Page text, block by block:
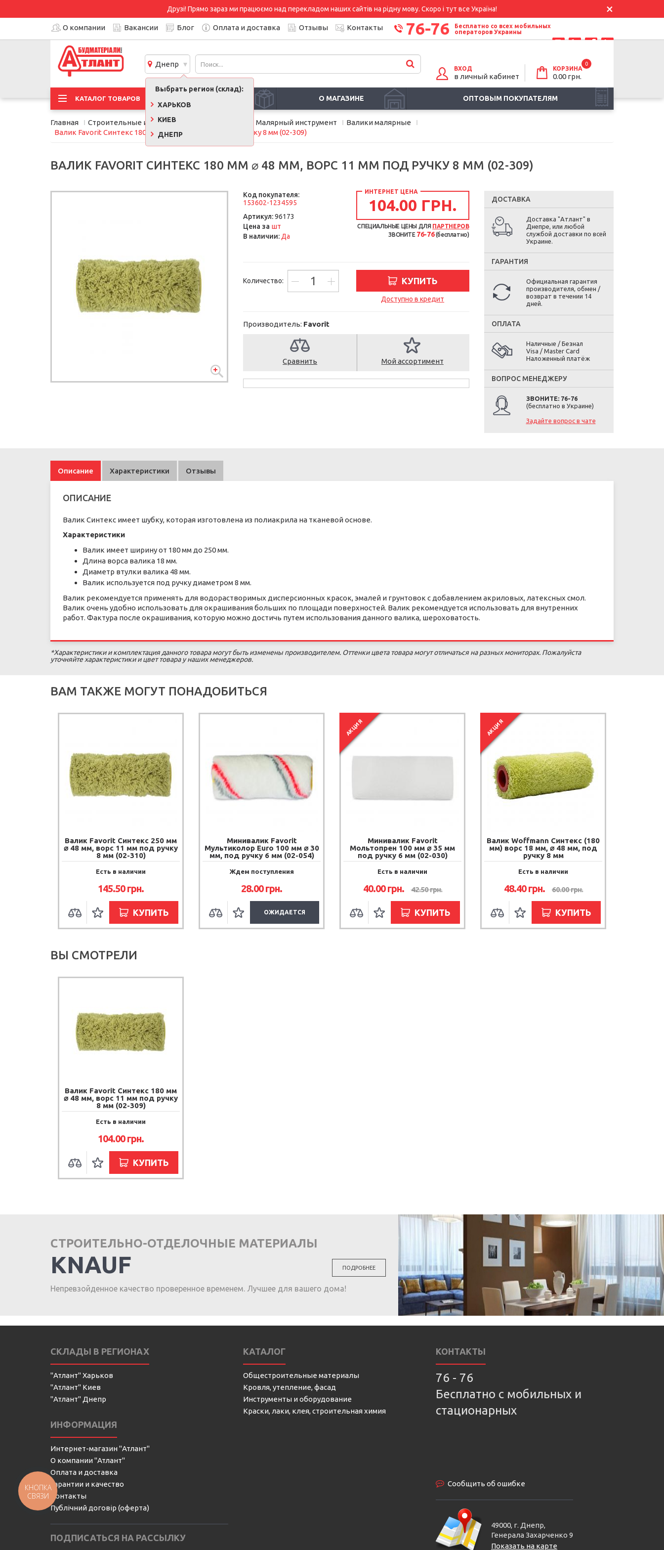
Друзі! Прямо зараз ми працюємо над перекладом наших сайтів на рідну мову. Скоро і тут все Україна!
О компании Вакансии Блог Оплата и доставка Отзывы Контакты 76-76
Бесплатно со всех мобильных
операторов Украины
Днепр
Выбрать регион (склад):
ХАРЬКОВ
КИЕВ
ДНЕПР
ВХОД
в личный кабинет
КОРЗИНА
0
0.00 грн.
КАТАЛОГ ТОВАРОВ О МАГАЗИНЕ ОПТОВЫМ ПОКУПАТЕЛЯМ
Главная Строительные инструменты, оборудование Малярный инструмент
Валики малярные
Валик Favorit Синтекс 180 мм ⌀ 48 мм, ворс 11 мм под ручку 8 мм (02-309)
ВАЛИК FAVORIT СИНТЕКС 180 ММ ⌀ 48 ММ, ВОРС 11 ММ ПОД РУЧКУ 8 ММ (02-309)
Код покупателя:
153602-1234595
Артикул:96173
Цена за шт
В наличии: Да
ИНТЕРНЕТ ЦЕНА
104.00 ГРН.
СПЕЦИАЛЬНЫЕ ЦЕНЫ ДЛЯ ПАРТНЕРОВ
ЗВОНИТЕ 76-76(бесплатно)
Количество: КУПИТЬ
Доступно в кредит
Производитель: Favorit
Сравнить Мой ассортимент
ДОСТАВКА
Доставка "Атлант" в
Днепре, или любой
службой доставки по всей
Украине.
ГАРАНТИЯ
Официальная гарантия
производителя, обмен /
возврат в течении 14
дней.
ОПЛАТА
Наличные / Безнал
Visa / Master Card
Наложенный платёж
ВОПРОС МЕНЕДЖЕРУ
ЗВОНИТЕ: 76-76
(бесплатно в Украине)
Задайте вопрос в чате
Описание Характеристики Отзывы
ОПИСАНИЕ
Валик Синтекс имеет шубку, которая изготовлена ​​из полиакрила на тканевой основе.
Характеристики
Валик имеет ширину от 180 мм до 250 мм.
Длина ворса валика 18 мм.
Диаметр втулки валика 48 мм.
Валик используется под ручку диаметром 8 мм.
Валик рекомендуется применять для водорастворимых дисперсионных красок, эмалей и грунтовок с добавлением акриловых, латексных смол.
Валик очень удобно использовать для окрашивания больших по площади поверхностей. Валик рекомендуется использовать для внутренних
работ. Фактура после окрашивания, которую можно достичь путем использования данного валика, шероховатость.
*Характеристики и комплектация данного товара могут быть изменены производителем. Оттенки цвета товара могут отличаться на разных мониторах. Пожалуйста
уточняйте характеристики и цвет товара у наших менеджеров.
ВАМ ТАКЖЕ МОГУТ ПОНАДОБИТЬСЯ
Валик Favorit Синтекс 250 мм
⌀ 48 мм, ворс 11 мм под ручку
8 мм (02-310)
Есть в наличии
145.50грн.
КУПИТЬ
Минивалик Favorit
Мультиколор Euro 100 мм ⌀ 30
мм, под ручку 6 мм (02-054)
Ждем поступления
28.00грн.
ОЖИДАЕТСЯ
АКЦИЯ
Минивалик Favorit
Мольтопрен 100 мм ⌀ 35 мм
под ручку 6 мм (02-030)
Есть в наличии
40.00грн. 42.50грн.
КУПИТЬ
АКЦИЯ
Валик Woffmann Синтекс (180
мм) ворс 18 мм, ⌀ 48 мм, под
ручку 8 мм
Есть в наличии
48.40грн. 60.00грн.
КУПИТЬ
ВЫ СМОТРЕЛИ
Валик Favorit Синтекс 180 мм
⌀ 48 мм, ворс 11 мм под ручку
8 мм (02-309)
Есть в наличии
104.00грн.
КУПИТЬ
СТРОИТЕЛЬНО-ОТДЕЛОЧНЫЕ МАТЕРИАЛЫ
KNAUF
Непревзойденное качество проверенное временем. Лучшее для вашего дома!
ПОДРОБНЕЕ
СКЛАДЫ В РЕГИОНАХ
"Атлант" Харьков
"Атлант" Киев
"Атлант" Днепр
ИНФОРМАЦИЯ
Интернет-магазин "Атлант"
О компании "Атлант"
Оплата и доставка
Гарантии и качество
Контакты
Публічний договір (оферта)
ПОДПИСАТЬСЯ НА РАССЫЛКУ
КАТАЛОГ
Общестроительные материалы
Кровля, утепление, фасад
Инструменты и оборудование
Краски, лаки, клея, строительная химия
КОНТАКТЫ
76 - 76
Бесплатно с мобильных и
стационарных
Сообщить об ошибке
49000, г. Днепр,
Генерала Захарченко 9
Показать на карте
КНОПКА
СВЯЗИ